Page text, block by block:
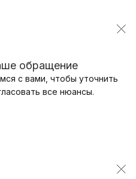
обращение
с вами, чтобы уточнить
все нюансы.